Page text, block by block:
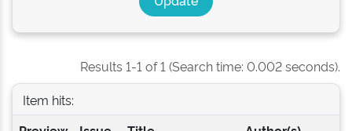
Results 1-1 of 1 (Search time: 0.002 seconds).
Item hits: